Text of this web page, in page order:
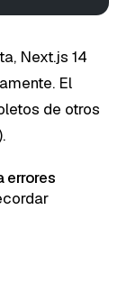
Next.js 14
El
de otros
errores